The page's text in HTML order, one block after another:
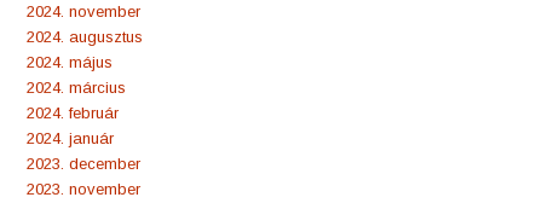
2024. november
2024. augusztus
2024. május
2024. március
2024. február
2024. január
2023. december
2023. november